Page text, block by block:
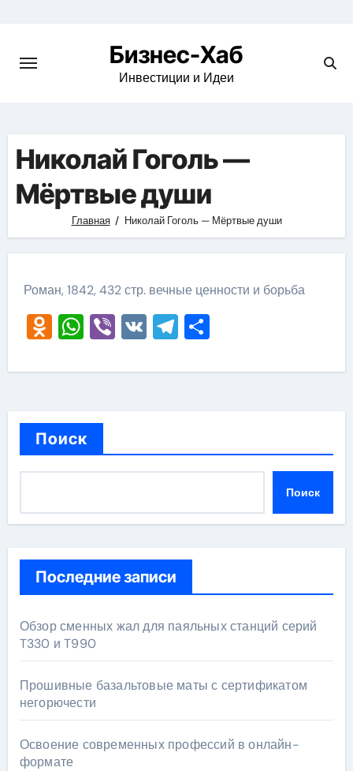
content
Бизнес-Хаб
Инвестиции и Идеи
Николай Гоголь —
Мёртвые души
Главная Николай Гоголь — Мёртвые души
Роман, 1842, 432 стр. вечные ценности и борьба
Odnoklassniki
WhatsApp
Viber
VKTelegram
Отправить
Поиск
Поиск
Последние записи
Обзор сменных жал для паяльных станций серий
T330 и T990
Прошивные базальтовые маты с сертификатом
негорючести
Освоение современных профессий в онлайн-
формате